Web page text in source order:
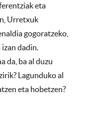
eta
Urretxuk
gogoratzeko,
dadin.
da, ba al duzu
Lagunduko al
eta hobetzen?